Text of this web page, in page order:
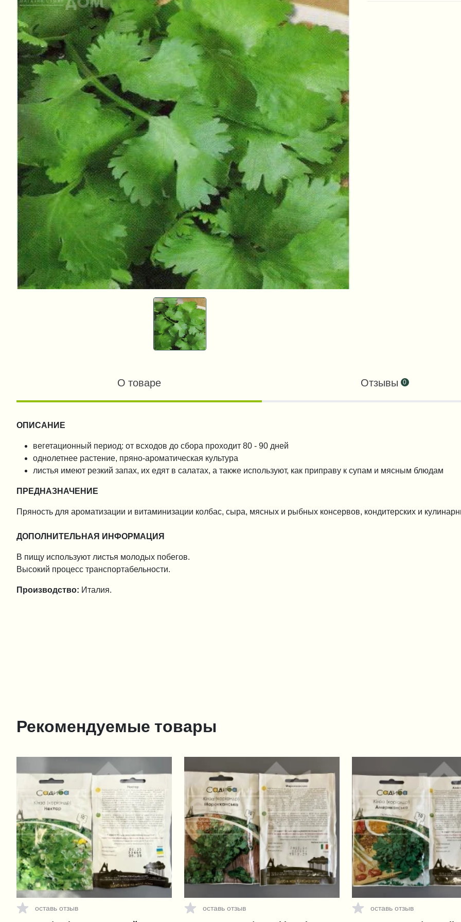
О товаре Отзывы 0
ОПИСАНИЕ
вегетационный период: от всходов до сбора проходит 80 - 90 дней
однолетнее растение, пряно-ароматическая культура
листья имеют резкий запах, их едят в салатах, а также используют, как приправу к супам и мясным блюдам
ПРЕДНАЗНАЧЕНИЕ
Пряность для ароматизации и витаминизации колбас, сыра, мясных и рыбных консервов, кондитерских и
ДОПОЛНИТЕЛЬНАЯ ИНФОРМАЦИЯ
В пищу используют листья молодых побегов.
Высокий процесс транспортабельности.
Производство: Италия.
Рекомендуемые товары
оставь отзыв оставь отзыв оставь отзыв